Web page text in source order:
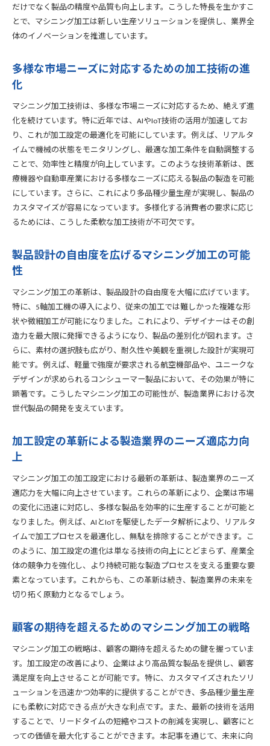
だけでなく製品の精度や品質も向上します。こうした特長を生かすこ
とで、マシニング加工は新しい生産ソリューションを提供し、業界全
体のイノベーションを推進しています。
多様な市場ニーズに対応するための加工技術の進
化
マシニング加工技術は、多様な市場ニーズに対応するため、絶えず進
化を続けています。特に近年では、AIやIoT技術の活用が加速してお
り、これが加工設定の最適化を可能にしています。例えば、リアルタ
イムで機械の状態をモニタリングし、最適な加工条件を自動調整する
ことで、効率性と精度が向上しています。このような技術革新は、医
療機器や自動車産業における多様なニーズに応える製品の製造を可能
にしています。さらに、これにより多品種少量生産が実現し、製品の
カスタマイズが容易になっています。多様化する消費者の要求に応じ
るためには、こうした柔軟な加工技術が不可欠です。
製品設計の自由度を広げるマシニング加工の可能
性
マシニング加工の革新は、製品設計の自由度を大幅に広げています。
特に、5軸加工機の導入により、従来の加工では難しかった複雑な形
状や微細加工が可能になりました。これにより、デザイナーはその創
造力を最大限に発揮できるようになり、製品の差別化が図れます。さ
らに、素材の選択肢も広がり、耐久性や美観を重視した設計が実現可
能です。例えば、軽量で強度が要求される航空機部品や、ユニークな
デザインが求められるコンシューマー製品において、その効果が特に
顕著です。こうしたマシニング加工の可能性が、製造業界における次
世代製品の開発を支えています。
加工設定の革新による製造業界のニーズ適応力向
上
マシニング加工の加工設定における最新の革新は、製造業界のニーズ
適応力を大幅に向上させています。これらの革新により、企業は市場
の変化に迅速に対応し、多様な製品を効率的に生産することが可能と
なりました。例えば、AIとIoTを駆使したデータ解析により、リアルタ
イムで加工プロセスを最適化し、無駄を排除することができます。こ
のように、加工設定の進化は単なる技術の向上にとどまらず、産業全
体の競争力を強化し、より持続可能な製造プロセスを支える重要な要
素となっています。これからも、この革新は続き、製造業界の未来を
切り拓く原動力となるでしょう。
顧客の期待を超えるためのマシニング加工の戦略
マシニング加工の戦略は、顧客の期待を超えるための鍵を握っていま
す。加工設定の改善により、企業はより高品質な製品を提供し、顧客
満足度を向上させることが可能です。特に、カスタマイズされたソリ
ューションを迅速かつ効率的に提供することができ、多品種少量生産
にも柔軟に対応できる点が大きな利点です。また、最新の技術を活用
することで、リードタイムの短縮やコストの削減を実現し、顧客にと
っての価値を最大化することができます。本記事を通じて、未来に向